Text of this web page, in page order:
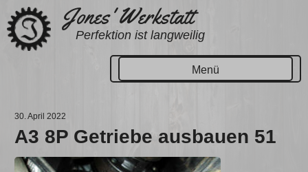
Zum
Inhalt
springen
Jones' Werkstatt
Perfektion ist langweilig
Menü
30. April 2022
A3 8P Getriebe ausbauen 51